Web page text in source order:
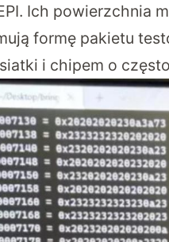
Ich powierzchnia
formę pakietu
i chipem o